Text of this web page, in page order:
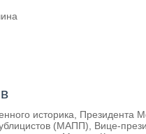
историка, Президента
(МАПП), Вице-